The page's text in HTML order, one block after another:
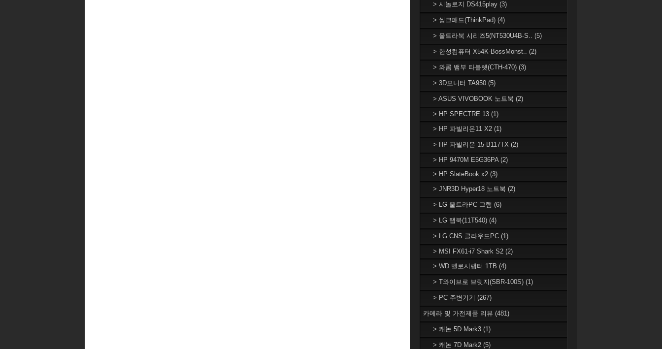
> 시놀로지 DS415play (3)
> 씽크패드(ThinkPad) (4)
> 울트라북 시리즈5(NT530U4B-S.. (5)
> 한성컴퓨터 X54K-BossMonst.. (2)
> 와콤 뱀부 타블렛(CTH-470) (3)
> 3D모니터 TA950 (5)
> ASUS VIVOBOOK 노트북 (2)
> HP SPECTRE 13 (1)
> HP 파빌리온11 X2 (1)
> HP 파빌리온 15-B117TX (2)
> HP 9470M E5G36PA (2)
> HP SlateBook x2 (3)
> JNR3D Hyper18 노트북 (2)
> LG 울트라PC 그램 (6)
> LG 탭북(11T540) (4)
> LG CNS 클라우드PC (1)
> MSI FX61-i7 Shark S2 (2)
> WD 벨로시랩터 1TB (4)
> T와이브로 브릿지(SBR-100S) (1)
> PC 주변기기 (267)
카메라 및 가전제품 리뷰 (481)
> 캐논 5D Mark3 (1)
> 캐논 7D Mark2 (5)